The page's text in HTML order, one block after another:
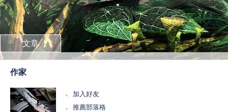
文章
作家
加入好友
推薦部落格